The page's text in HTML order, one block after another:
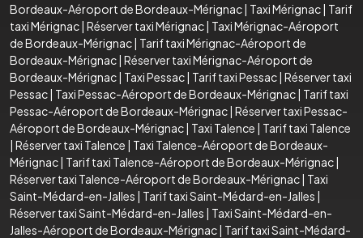
Bordeaux-Aéroport de Bordeaux-Mérignac| Taxi Mérignac| Tarif
taxi Mérignac| Réserver taxi Mérignac| Taxi Mérignac-Aéroport
de Bordeaux-Mérignac| Tarif taxi Mérignac-Aéroport de
Bordeaux-Mérignac| Réserver taxi Mérignac-Aéroport de
Bordeaux-Mérignac| Taxi Pessac| Tarif taxi Pessac| Réserver taxi
Pessac| Taxi Pessac-Aéroport de Bordeaux-Mérignac| Tarif taxi
Pessac-Aéroport de Bordeaux-Mérignac| Réserver taxi Pessac-
Aéroport de Bordeaux-Mérignac| Taxi Talence | Tarif taxi Talence
| Réserver taxi Talence | Taxi Talence-Aéroport de Bordeaux-
Mérignac| Tarif taxi Talence-Aéroport de Bordeaux-Mérignac|
Réserver taxi Talence-Aéroport de Bordeaux-Mérignac| Taxi
Saint-Médard-en-Jalles | Tarif taxi Saint-Médard-en-Jalles |
Réserver taxi Saint-Médard-en-Jalles | Taxi Saint-Médard-en-
Jalles-Aéroport de Bordeaux-Mérignac| Tarif taxi Saint-Médard-